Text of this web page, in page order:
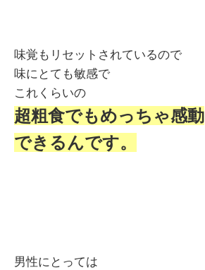
味覚もリセットされているので
味にとても敏感で
これくらいの
超粗食でもめっちゃ感動
できるんです。
男性にとっては